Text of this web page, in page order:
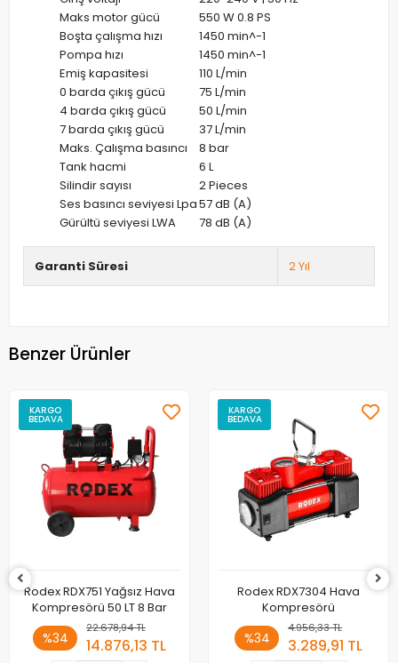
Maks motor gücü
550 W 0.8 PS
Boşta çalışma hızı
1450 min^-1
Pompa hızı
1450 min^-1
Emiş kapasitesi
110 L/min
0 barda çıkış gücü
75 L/min
4 barda çıkış gücü
50 L/min
7 barda çıkış gücü
37 L/min
Maks. Çalışma basıncı
8 bar
Tank hacmi
6 L
Silindir sayısı
2 Pieces
Ses basıncı seviyesi Lpa57 dB (A)
Gürültü seviyesi LWA
78 dB (A)
Garanti Süresi 2 Yıl
Benzer Ürünler
KARGO
BEDAVA
Rodex RDX751 Yağsız Hava
Kompresörü 50 LT 8 Bar
%34
22.678,94 TL
14.876,13 TL
KARGO
BEDAVA
Rodex RDX7304 Hava
Kompresörü
%34
4.956,33 TL
3.289,91 TL